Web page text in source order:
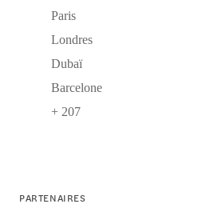
Paris
Londres
Dubaï
Barcelone
+ 207
PARTENAIRES